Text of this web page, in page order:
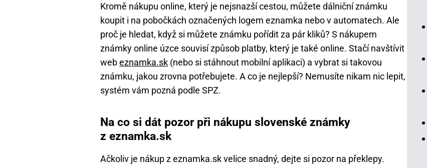
Kromě nákupu online, který je nejsnazší cestou, můžete dálniční známku
koupit i na pobočkách označených logem eznamka nebo v automatech. Ale
proč je hledat, když si můžete známku pořídit za pár kliků? S nákupem
známky online úzce souvisí způsob platby, který je také online. Stačí navštívit
webeznamka.sk (nebo si stáhnout mobilní aplikaci) a vybrat si takovou
známku, jakou zrovna potřebujete. A co je nejlepší? Nemusíte nikam nic lepit,
systém vám pozná podle SPZ.
Na co si dát pozor při nákupu slovenské známky
z eznamka.sk
Ačkoliv je nákup z eznamka.sk velice snadný, dejte si pozor na překlepy.